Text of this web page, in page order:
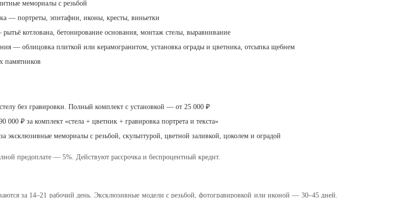
мемориалы с резьбой
— портреты, эпитафии, иконы, кресты, виньетки
котлована, бетонирование основания, монтаж стелы, выравнивание
— облицовка плиткой или керамогранитом, установка ограды и цветника, отсыпка щебнем
памятников
без гравировки. Полный комплект с установкой — от 25 000 ₽
000 ₽ за комплект «стела + цветник + гравировка портрета и текста»
эксклюзивные мемориалы с резьбой, скульптурой, цветной заливкой, цоколем и оградой
предоплате — 5%. Действуют рассрочка и беспроцентный кредит.
за 14–21 рабочий день. Эксклюзивные модели с резьбой, фотогравировкой или иконой — 30–45 дней.